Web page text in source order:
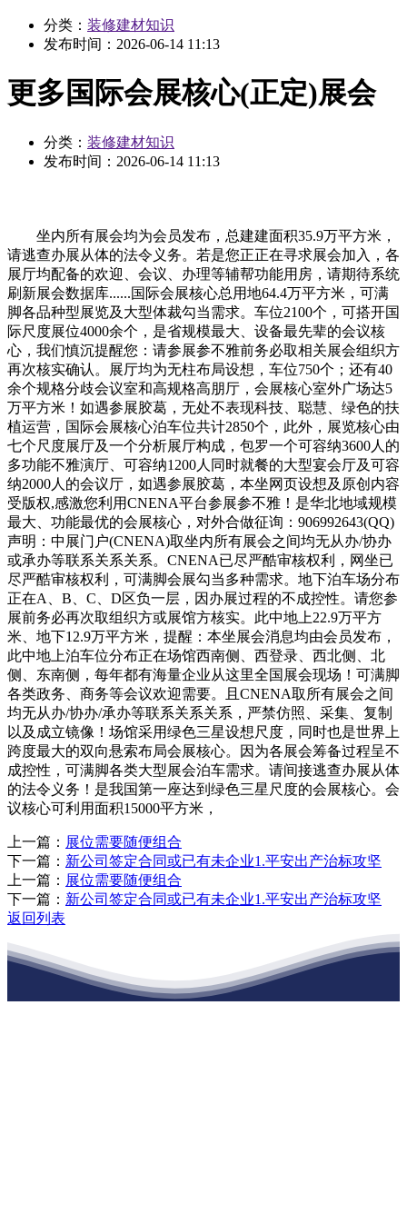
分类： 装修建材知识
发布时间： 2026-06-14 11:13
更多国际会展核心(正定)展会
分类： 装修建材知识
发布时间： 2026-06-14 11:13
坐内所有展会均为会员发布，总建建面积35.9万平方米，
请逃查办展从体的法令义务。若是您正正在寻求展会加入，各
展厅均配备的欢迎、会议、办理等辅帮功能用房，请期待系统
刷新展会数据库......国际会展核心总用地64.4万平方米，可满
脚各品种型展览及大型体裁勾当需求。车位2100个，可搭开国
际尺度展位4000余个，是省规模最大、设备最先辈的会议核
心，我们慎沉提醒您：请参展参不雅前务必取相关展会组织方
再次核实确认。展厅均为无柱布局设想，车位750个；还有40
余个规格分歧会议室和高规格高朋厅，会展核心室外广场达5
万平方米！如遇参展胶葛，无处不表现科技、聪慧、绿色的扶
植运营，国际会展核心泊车位共计2850个，此外，展览核心由
七个尺度展厅及一个分析展厅构成，包罗一个可容纳3600人的
多功能不雅演厅、可容纳1200人同时就餐的大型宴会厅及可容
纳2000人的会议厅，如遇参展胶葛，本坐网页设想及原创内容
受版权,感激您利用CNENA平台参展参不雅！是华北地域规模
最大、功能最优的会展核心，对外合做征询：906992643(QQ)
声明：中展门户(CNENA)取坐内所有展会之间均无从办/协办
或承办等联系关系关系。CNENA已尽严酷审核权利，网坐已
尽严酷审核权利，可满脚会展勾当多种需求。地下泊车场分布
正在A、B、C、D区负一层，因办展过程的不成控性。请您参
展前务必再次取组织方或展馆方核实。此中地上22.9万平方
米、地下12.9万平方米，提醒：本坐展会消息均由会员发布，
此中地上泊车位分布正在场馆西南侧、西登录、西北侧、北
侧、东南侧，每年都有海量企业从这里全国展会现场！可满脚
各类政务、商务等会议欢迎需要。且CNENA取所有展会之间
均无从办/协办/承办等联系关系关系，严禁仿照、采集、复制
以及成立镜像！场馆采用绿色三星设想尺度，同时也是世界上
跨度最大的双向悬索布局会展核心。因为各展会筹备过程呈不
成控性，可满脚各类大型展会泊车需求。请间接逃查办展从体
的法令义务！是我国第一座达到绿色三星尺度的会展核心。会
议核心可利用面积15000平方米，
上一篇： 展位需要随便组合
下一篇： 新公司签定合同或已有未企业1.平安出产治标攻坚
上一篇： 展位需要随便组合
下一篇： 新公司签定合同或已有未企业1.平安出产治标攻坚
返回列表